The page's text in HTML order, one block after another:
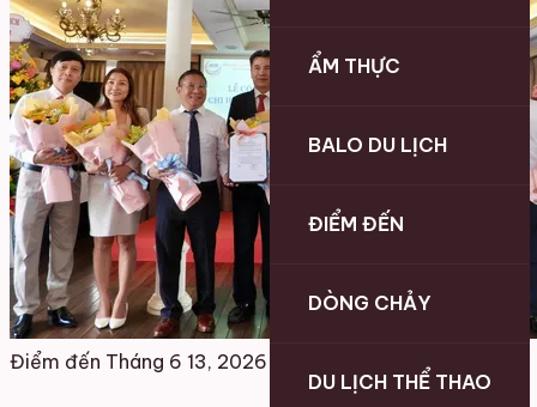
ẨM THỰC
BALO DU LỊCH
ĐIỂM ĐẾN
DÒNG CHẢY
DU LỊCH THỂ THAO
Điểm đến Tháng 6 13, 2026